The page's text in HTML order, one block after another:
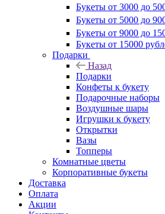
Букеты от 3000 до
Букеты от 5000 до
Букеты от 9000 до
Букеты от 15000
Подарки
Назад
Подарки
Конфеты к букету
Подарочные наборы
Воздушные шары
Игрушки к букету
Открытки
Вазы
Топперы
Комнатные цветы
Корпоративные букеты
Доставка
Оплата
Акции